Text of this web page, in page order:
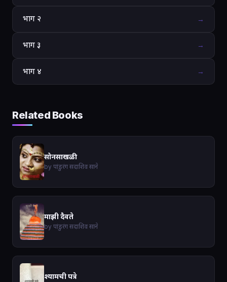
भाग २ →
भाग ३ →
भाग ४ →
Related Books
सोनसाखळी
by पांडुरंग सदाशिव साने
माझी दैवते
by पांडुरंग सदाशिव साने
श्यामची पत्रे